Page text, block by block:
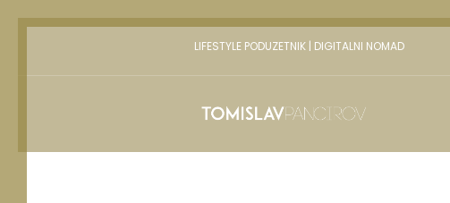
LIFESTYLE PODUZETNIK | DIGITALNI NOMAD